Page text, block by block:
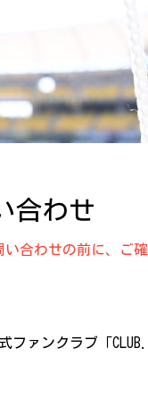
合わせ
合わせの前に、ご
ファンクラブ「